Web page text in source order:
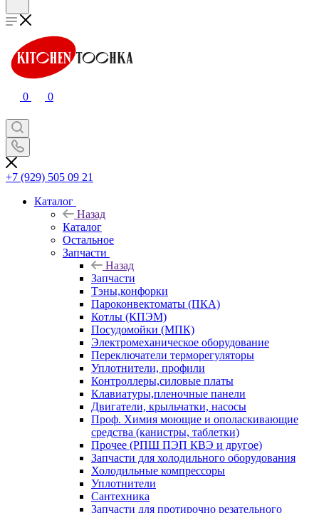
0 0
+7 (929) 505 09 21
Каталог
Назад
Каталог
Остальное
Запчасти
Назад
Запчасти
Тэны,конфорки
Пароконвектоматы (ПКА)
Котлы (КПЭМ)
Посудомойки (МПК)
Электромеханическое оборудование
Переключатели терморегуляторы
Уплотнители, профили
Контроллеры,силовые платы
Клавиатуры,пленочные панели
Двигатели, крыльчатки, насосы
Проф. Химия моющие и ополаскивающие
средства (канистры, таблетки)
Прочее (РПШ ПЭП КВЭ и другое)
Запчасти для холодильного оборудования
Холодильные компрессоры
Уплотнители
Сантехника
Запчасти для протирочно резательного